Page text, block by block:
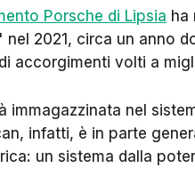
Porsche di Lipsia ha
nel 2021, circa un anno
accorgimenti volti a
immagazzinata nel
infatti, è in parte
un sistema dalla